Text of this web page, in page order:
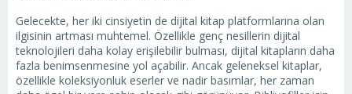
Gelecekte, her iki cinsiyetin de dijital kitap platformlarına olan
ilgisinin artması muhtemel. Özellikle genç nesillerin dijital
teknolojileri daha kolay erişilebilir bulması, dijital kitapların daha
fazla benimsenmesine yol açabilir. Ancak geleneksel kitaplar,
özellikle koleksiyonluk eserler ve nadir basımlar, her zaman